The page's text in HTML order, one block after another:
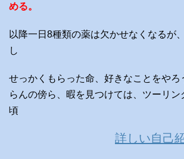
める。
以降一日8種類の薬は欠かせなくなるが
し
せっかくもらった命、好きなことをやろ
らんの傍ら、暇を見つけては、ツーリ
頃
詳しい自己